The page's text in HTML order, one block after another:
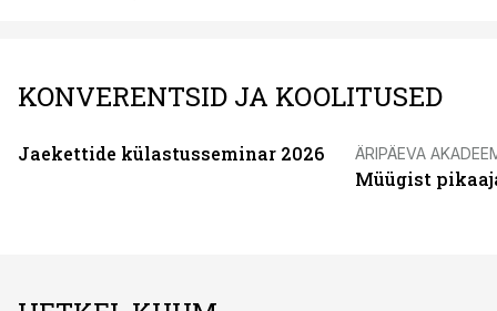
KONVERENTSID JA KOOLITUSED
Jaekettide külastusseminar 2026 ÄRIPÄEVA
Müügist